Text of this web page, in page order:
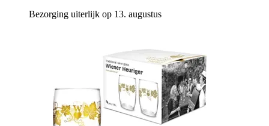
Bezorging uiterlijk op 13. augustus